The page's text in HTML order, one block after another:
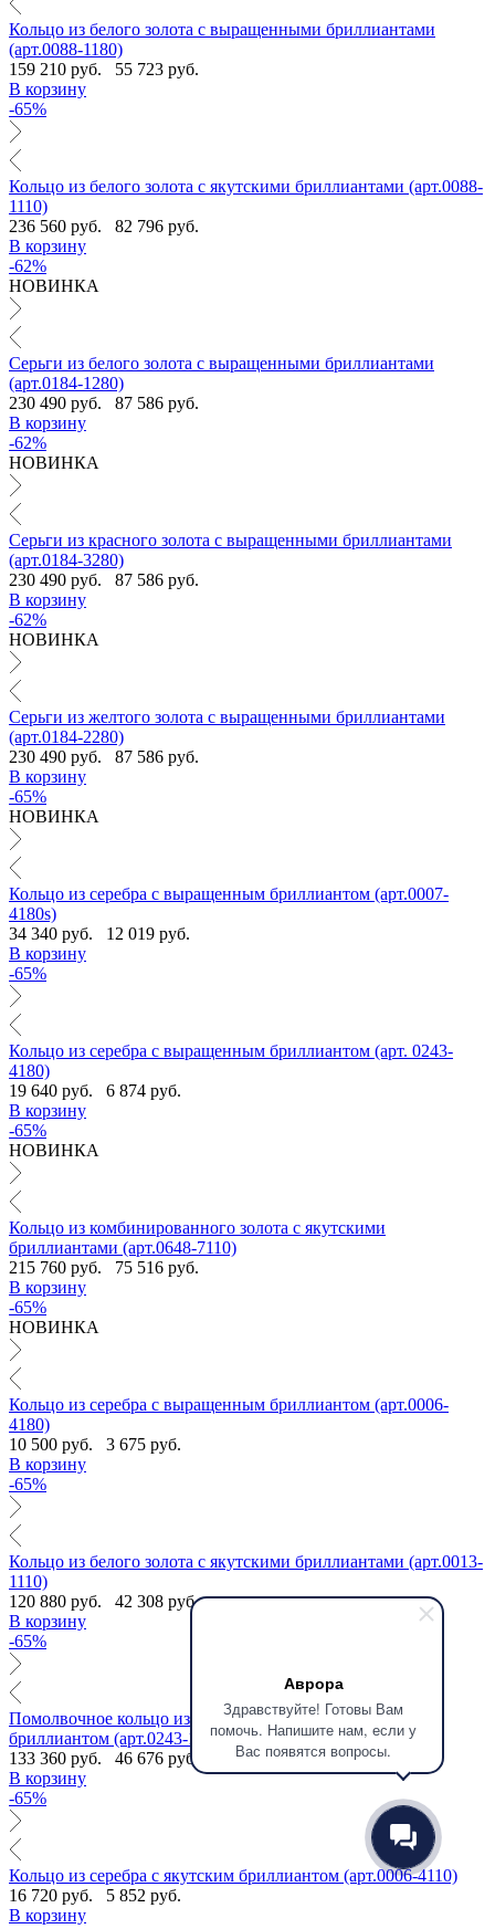
Аврора
Здравствуйте! Готовы Вам
помочь. Напишите нам, если у
Вас появятся вопросы.
Кольцо из белого золота с выращенными бриллиантами
(арт.0088-1180)
159 210 руб.
55 723 руб.
В корзину
-65%
Кольцо из белого золота с якутскими бриллиантами (арт.0088-
1110)
236 560 руб.
82 796 руб.
В корзину
-62%
НОВИНКА
Серьги из белого золота с выращенными бриллиантами
(арт.0184-1280)
230 490 руб.
87 586 руб.
В корзину
-62%
НОВИНКА
Серьги из красного золота с выращенными бриллиантами
(арт.0184-3280)
230 490 руб.
87 586 руб.
В корзину
-62%
НОВИНКА
Серьги из желтого золота с выращенными бриллиантами
(арт.0184-2280)
230 490 руб.
87 586 руб.
В корзину
-65%
НОВИНКА
Кольцо из серебра с выращенным бриллиантом (арт.0007-
4180s)
34 340 руб.
12 019 руб.
В корзину
-65%
Кольцо из серебра с выращенным бриллиантом (арт. 0243-
4180)
19 640 руб.
6 874 руб.
В корзину
-65%
НОВИНКА
Кольцо из комбинированного золота с якутскими
бриллиантами (арт.0648-7110)
215 760 руб.
75 516 руб.
В корзину
-65%
НОВИНКА
Кольцо из серебра с выращенным бриллиантом (арт.0006-
4180)
10 500 руб.
3 675 руб.
В корзину
-65%
Кольцо из белого золота с якутскими бриллиантами (арт.0013-
1110)
120 880 руб.
42 308 руб.
В корзину
-65%
Помолвочное кольцо из белого золота с якутским
бриллиантом (арт.0243-1110)
133 360 руб.
46 676 руб.
В корзину
-65%
Кольцо из серебра с якутским бриллиантом (арт.0006-4110)
16 720 руб.
5 852 руб.
В корзину